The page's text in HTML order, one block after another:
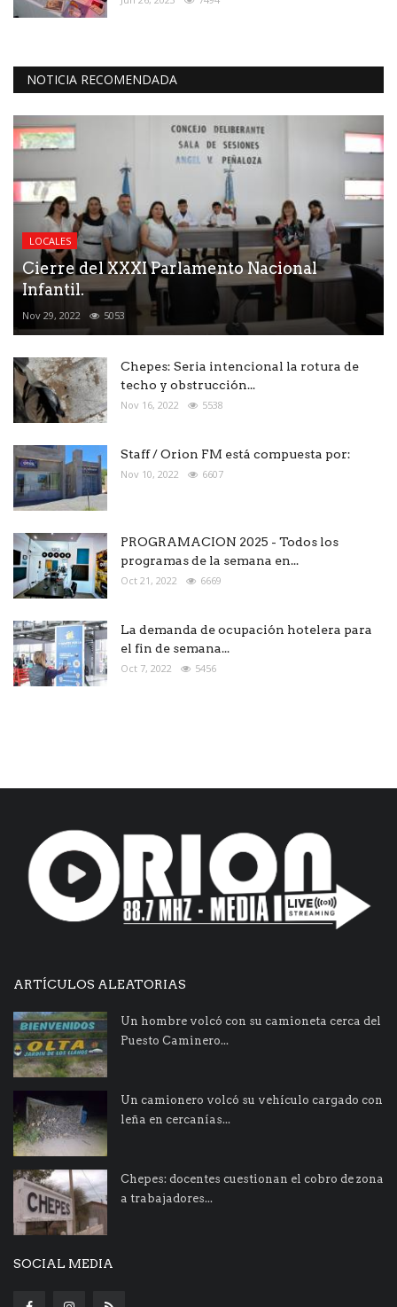
NOTICIA RECOMENDADA
LOCALES
Cierre del XXXI Parlamento Nacional
Infantil.
Nov 29, 2022 5053
Chepes: Seria intencional la rotura de
techo y obstrucción...
Nov 16, 2022 5538
Staff / Orion FM está compuesta por:
Nov 10, 2022 6607
PROGRAMACION 2025 - Todos los
programas de la semana en...
Oct 21, 2022 6669
La demanda de ocupación hotelera para
el fin de semana...
Oct 7, 2022 5456
ARTÍCULOS ALEATORIAS
Un hombre volcó con su camioneta cerca del
Puesto Caminero...
Un camionero volcó su vehículo cargado con
leña en cercanías...
Chepes: docentes cuestionan el cobro de zona
a trabajadores...
SOCIAL MEDIA